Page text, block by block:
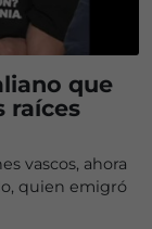
que
raíces
vascos, ahora
quien emigró